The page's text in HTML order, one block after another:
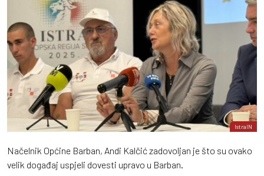
IstraIN
Načelnik Općine Barban, Andi Kalčić zadovoljan je što su ovako
velik događaj uspjeli dovesti upravo u Barban.